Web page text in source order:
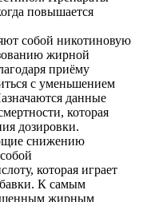
повышается
собой никотиновую
жирной
приёму
с уменьшением
данные
которая
дозировки.
снижению
которая играет
К самым
жирным